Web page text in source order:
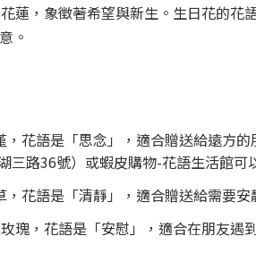
蓮，象徵著希望與新生。生日花的花
。
，花語是「思念」，適合贈送給遠方
三路36號）或蝦皮購物-花語生活館
，花語是「清靜」，適合贈送給需要
瑰，花語是「安慰」，適合在朋友遇